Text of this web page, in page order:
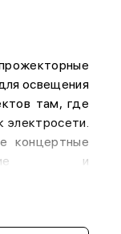
освещения
там, где
электросети.
концертные
и
освещения